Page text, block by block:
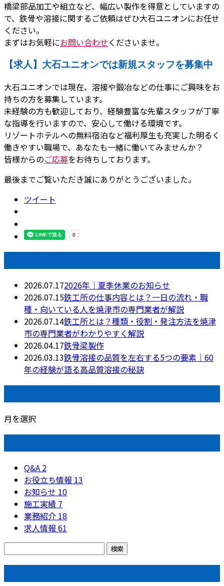
橋梁部品加工や組立など、幅広い製作を得意としていますの
で、鉄骨や溶接に関するご依頼はぜひ大石ユニオンにお任せ
ください。
まずはお気軽にお問い合わせくださいませ。
【求人】大石ユニオンでは新規スタッフを募集中
大石ユニオンでは現在、溶接や鍛冶などの仕事にご興味をお
持ちの方を募集しています。
未経験の方も歓迎しており、経験豊富な先輩スタッフが丁寧
な指導を行いますので、安心して働ける環境です。
リゾートホテルへの無料宿泊など福利厚生も充実した明るく
働きやすい職場で、あなたも一緒に働いてみませんか？
皆様からのご応募をお待ちしております。
最後までご覧いただき誠にありがとうございました。
ツイート
2026.07.172026年｜夏季休業のお知らせ
2026.07.15鉄工所の仕事内容とは？一日の流れ・職
種・向いている人を焼津市の専門業者が解説
2026.07.14鉄工所とは？種類・役割・発注方法を焼津
市の専門業者がわかりやすく解説
2026.04.17鉄骨梁製作
2026.03.13鉄骨溶接の品質を左右する5つの要素｜60
年の経験が語る高品質溶接の秘訣
月を選択
Q&A 2
お役立ち情報 13
お知らせ 10
施工実績 7
業務紹介 18
求人情報 61